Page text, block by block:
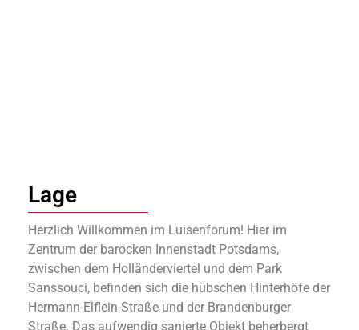
Lage
Herzlich Willkommen im Luisenforum! Hier im
Zentrum der barocken Innenstadt Potsdams,
zwischen dem Holländerviertel und dem Park
Sanssouci, befinden sich die hübschen Hinterhöfe der
Hermann-Elflein-Straße und der Brandenburger
Straße. Das aufwendig sanierte Objekt beherbergt